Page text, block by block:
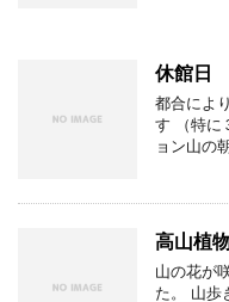
休館日
都合によ
す （特に
ョン山の
高山植
山の花が
た。 山歩